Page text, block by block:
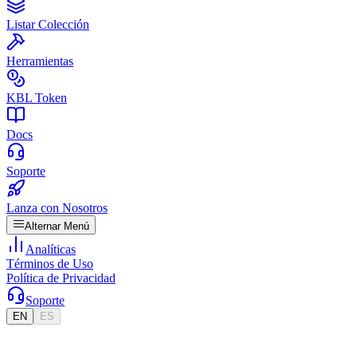
Listar Colección
Herramientas
KBL Token
Docs
Soporte
Lanza con Nosotros
Alternar Menú
Analíticas
Términos de Uso
Política de Privacidad
Soporte
EN ES